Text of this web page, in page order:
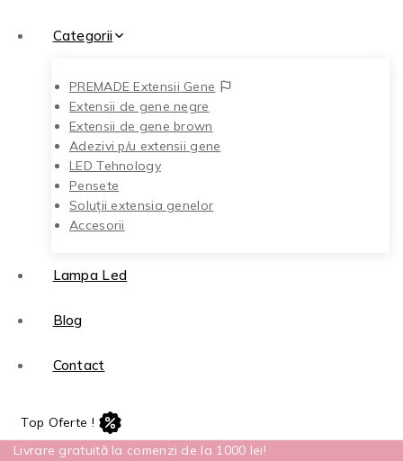
Categorii
PREMADE Extensii Gene
Extensii de gene negre
Extensii de gene brown
Adezivi p/u extensii gene
LED Tehnology
Pensete
Soluții extensia genelor
Accesorii
Lampa Led
Blog
Contact
Top Oferte !
Livrare gratuită la comenzi de la 1000 lei!